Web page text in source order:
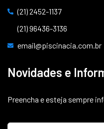
(21) 2452-1137
(21) 96436-3136
email@piscinacia.com.br
Novidades e
Preencha e esteja sempre